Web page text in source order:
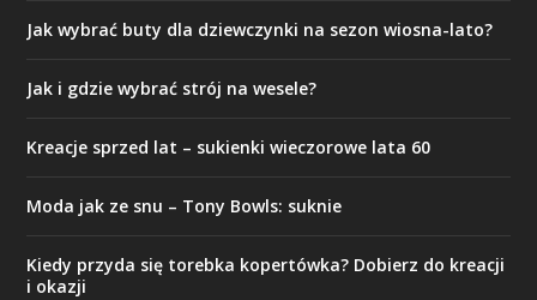
Jak wybrać buty dla dziewczynki na sezon wiosna-lato?
Jak i gdzie wybrać strój na wesele?
Kreacje sprzed lat – sukienki wieczorowe lata 60
Moda jak ze snu – Tony Bowls: suknie
Kiedy przyda się torebka kopertówka? Dobierz do kreacji
i okazji